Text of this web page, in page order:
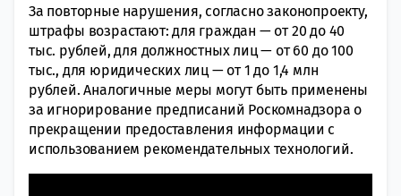
За повторные нарушения, согласно законопроекту,
штрафы возрастают: для граждан — от 20 до 40
тыс. рублей, для должностных лиц — от 60 до 100
тыс., для юридических лиц — от 1 до 1,4 млн
рублей. Аналогичные меры могут быть применены
за игнорирование предписаний Роскомнадзора о
прекращении предоставления информации с
использованием рекомендательных технологий.